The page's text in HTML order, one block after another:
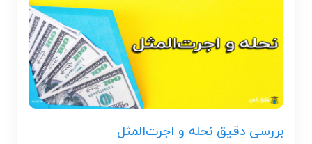
بررسی دقیق نحله و اجرت‌المثل